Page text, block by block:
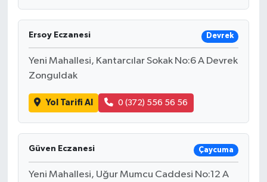
Ersoy Eczanesi Devrek
Yeni Mahallesi, Kantarcılar Sokak No:6 A Devrek
Zonguldak
Yol Tarifi Al 0 (372) 556 56 56
Güven Eczanesi Çaycuma
Yeni Mahallesi, Uğur Mumcu Caddesi No:12 A